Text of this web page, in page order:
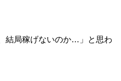
結局稼げないのか…」と思わ